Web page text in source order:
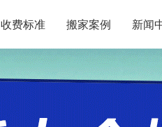
收费标准 搬家案例 新闻